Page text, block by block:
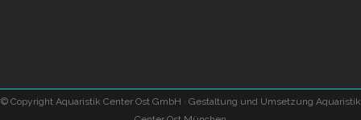
©Copyright Aquaristik Center Ost GmbH · Gestaltung und Umsetzung Aquaristik